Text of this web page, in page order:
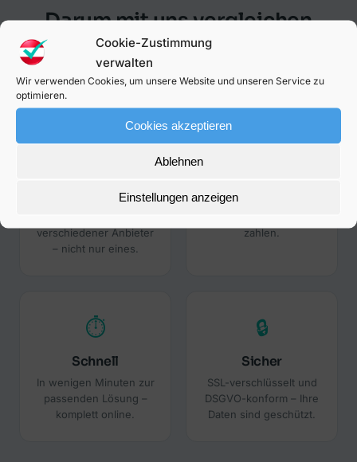
Cookie-Zustimmung
verwalten
Wir verwenden Cookies, um unsere Website und unseren Service zu
optimieren.
Cookies akzeptieren
Ablehnen
Einstellungen anzeigen
Darum mit uns vergleichen
Unabhängig, transparent und auf Österreich
zugeschnitten.
✓
Wir vergleichen
verschiedener Anbieter
– nicht nur eines.
%
Die passende Lösung
zahlen.
⏱
Schnell
In wenigen Minuten zur
passenden Lösung –
komplett online.
🔒
Sicher
SSL-verschlüsselt und
DSGVO-konform – Ihre
Daten sind geschützt.